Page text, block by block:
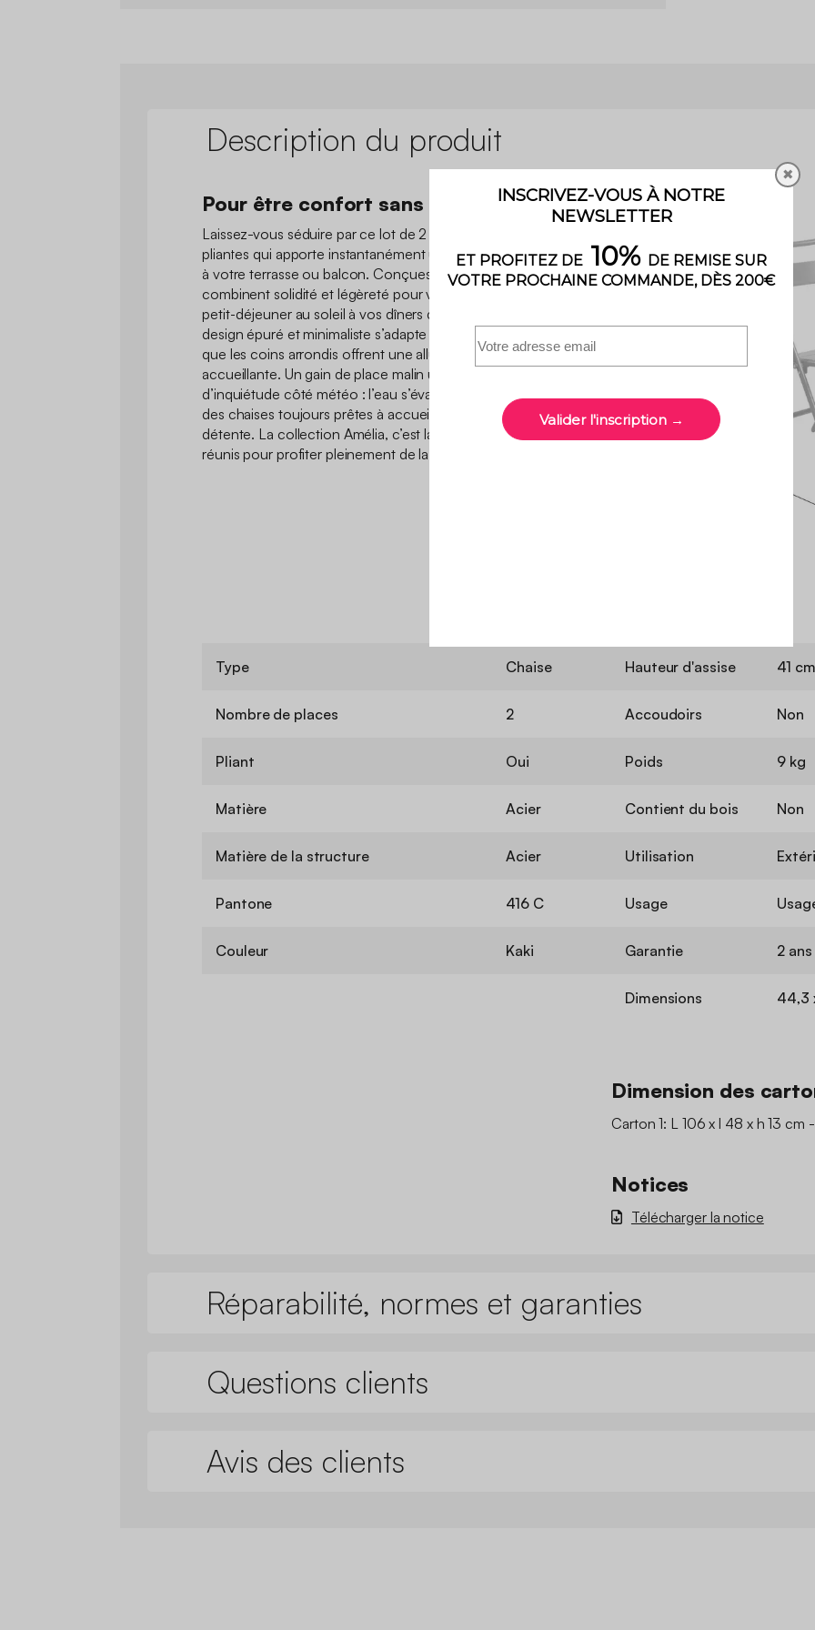
Description du produit
Pour être confort sans effort
Laissez-vous séduire par ce lot de 2 chaises de jardin
pliantes qui apporte instantanément une touche de fraîcheur
à votre terrasse ou balcon. Conçues en acier, elles
combinent solidité et légèreté pour vous accompagner du
petit-déjeuner au soleil à vos dîners d’été entre amis. Leur
design épuré et minimaliste s’adapte à tous les styles, tandis
que les coins arrondis offrent une allure douce et
accueillante. Un gain de place malin une fois pliées, et pas
d’inquiétude côté météo : l’eau s’évacue sans effort pour
des chaises toujours prêtes à accueillir vos moments de
détente. La collection Amélia, c’est la simplicité et le confort
réunis pour profiter pleinement de la vie dehors.
Type Chaise
Nombre de places 2
Pliant Oui
Matière Acier
Matière de la structure Acier
Pantone 416 C
Couleur Kaki
Hauteur d'assise 41 cm
Accoudoirs Non
Poids 9 kg
Contient du bois Non
Utilisation
Usage
Garantie 2 ans
Dimensions 44,3
Dimension des
Carton 1: L 106 x l 48 x h 13 cm -
Notices
Télécharger la notice
Réparabilité, normes et garanties
Questions clients
Avis des clients
✖